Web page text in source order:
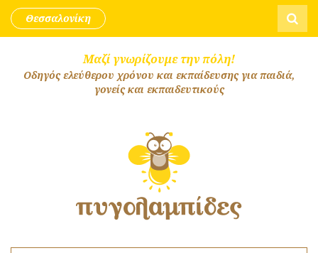
Skip to content
Θεσσαλονίκη
Μαζί γνωρίζουμε την πόλη!
Οδηγός ελεύθερου χρόνου και εκπαίδευσης για παιδιά,
γονείς και εκπαιδευτικούς